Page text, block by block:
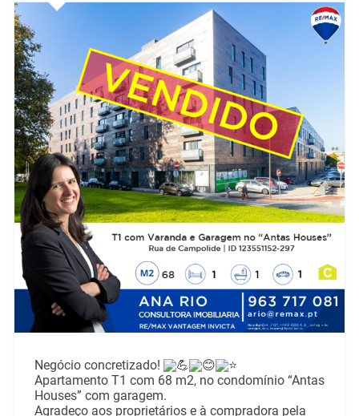
Negócio concretizado!
Apartamento T1 com 68 m2, no condomínio “Antas
Houses” com garagem.
Agradeço aos proprietários e à compradora pela